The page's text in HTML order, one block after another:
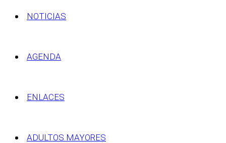
NOTICIAS
AGENDA
ENLACES
ADULTOS MAYORES